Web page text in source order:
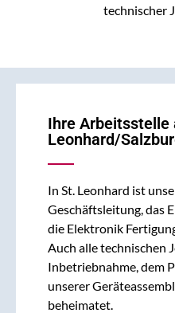
technischer
Ihre Arbeitsstelle
Leonhard/
In St. Leonhard ist
Geschäftsleitung, das
die Elektronik
Auch alle technischen
Inbetriebnahme, dem
unserer
beheimatet.